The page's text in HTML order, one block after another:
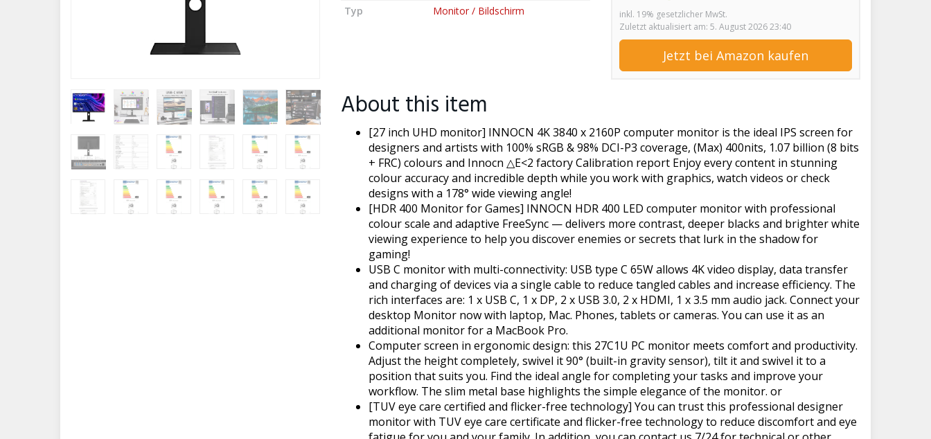
inkl. 19% gesetzlicher MwSt.
Zuletzt aktualisiert am: 5. August 2026 23:40
Jetzt bei Amazon kaufen
Typ
Monitor / Bildschirm
About this item
[27 inch UHD monitor] INNOCN 4K 3840 x 2160P computer monitor is the ideal IPS screen for
designers and artists with 100% sRGB & 98% DCI-P3 coverage, (Max) 400nits, 1.07 billion (8 bits
+ FRC) colours and Innocn △E<2 factory Calibration report Enjoy every content in stunning
colour accuracy and incredible depth while you work with graphics, watch videos or check
designs with a 178° wide viewing angle!
[HDR 400 Monitor for Games] INNOCN HDR 400 LED computer monitor with professional
colour scale and adaptive FreeSync — delivers more contrast, deeper blacks and brighter white
viewing experience to help you discover enemies or secrets that lurk in the shadow for
gaming!
USB C monitor with multi-connectivity: USB type C 65W allows 4K video display, data transfer
and charging of devices via a single cable to reduce tangled cables and increase efficiency. The
rich interfaces are: 1 x USB C, 1 x DP, 2 x USB 3.0, 2 x HDMI, 1 x 3.5 mm audio jack. Connect your
desktop Monitor now with laptop, Mac. Phones, tablets or cameras. You can use it as an
additional monitor for a MacBook Pro.
Computer screen in ergonomic design: this 27C1U PC monitor meets comfort and productivity.
Adjust the height completely, swivel it 90° (built-in gravity sensor), tilt it and swivel it to a
position that suits you. Find the ideal angle for completing your tasks and improve your
workflow. The slim metal base highlights the simple elegance of the monitor. or
[TUV eye care certified and flicker-free technology] You can trust this professional designer
monitor with TUV eye care certificate and flicker-free technology to reduce discomfort and eye